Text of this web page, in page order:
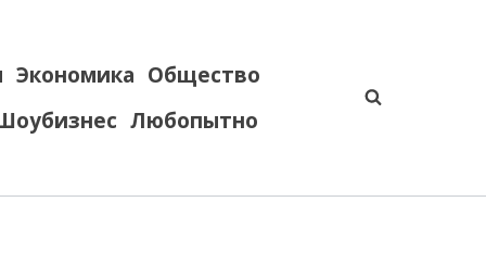
Экономика Общество
Любопытно